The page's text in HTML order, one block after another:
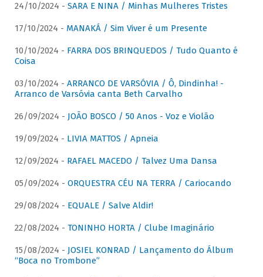
24/10/2024 - SARA E NINA / Minhas Mulheres Tristes
17/10/2024 - MANAKÁ / Sim Viver é um Presente
10/10/2024 - FARRA DOS BRINQUEDOS / Tudo Quanto é
Coisa
03/10/2024 - ARRANCO DE VARSÓVIA / Ô, Dindinha! -
Arranco de Varsóvia canta Beth Carvalho
26/09/2024 - JOÃO BOSCO / 50 Anos - Voz e Violão
19/09/2024 - LIVIA MATTOS / Apneia
12/09/2024 - RAFAEL MACEDO / Talvez Uma Dansa
05/09/2024 - ORQUESTRA CÉU NA TERRA / Cariocando
29/08/2024 - EQUALE / Salve Aldir!
22/08/2024 - TONINHO HORTA / Clube Imaginário
15/08/2024 - JOSIEL KONRAD / Lançamento do Álbum
“Boca no Trombone”